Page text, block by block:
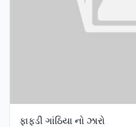
ફાફડી ગાંઠિયા નો ઝારો